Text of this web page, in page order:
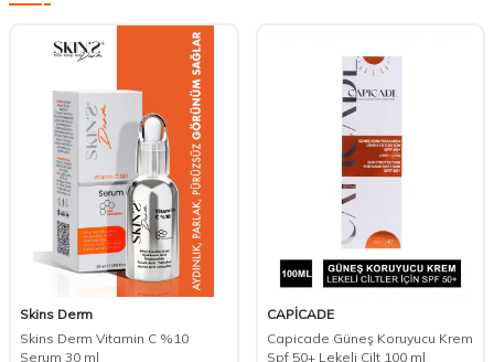
Skins Derm
Skins Derm Vitamin C %10
Serum 30 ml
CAPİCADE
Capicade Güneş Koruyucu Krem
Spf 50+ Lekeli Cilt 100 ml